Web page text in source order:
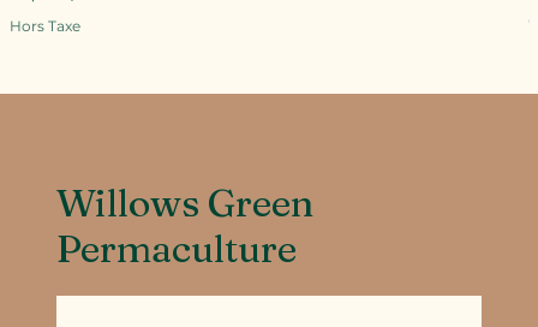
Hors Taxe
Willows Green
Permaculture